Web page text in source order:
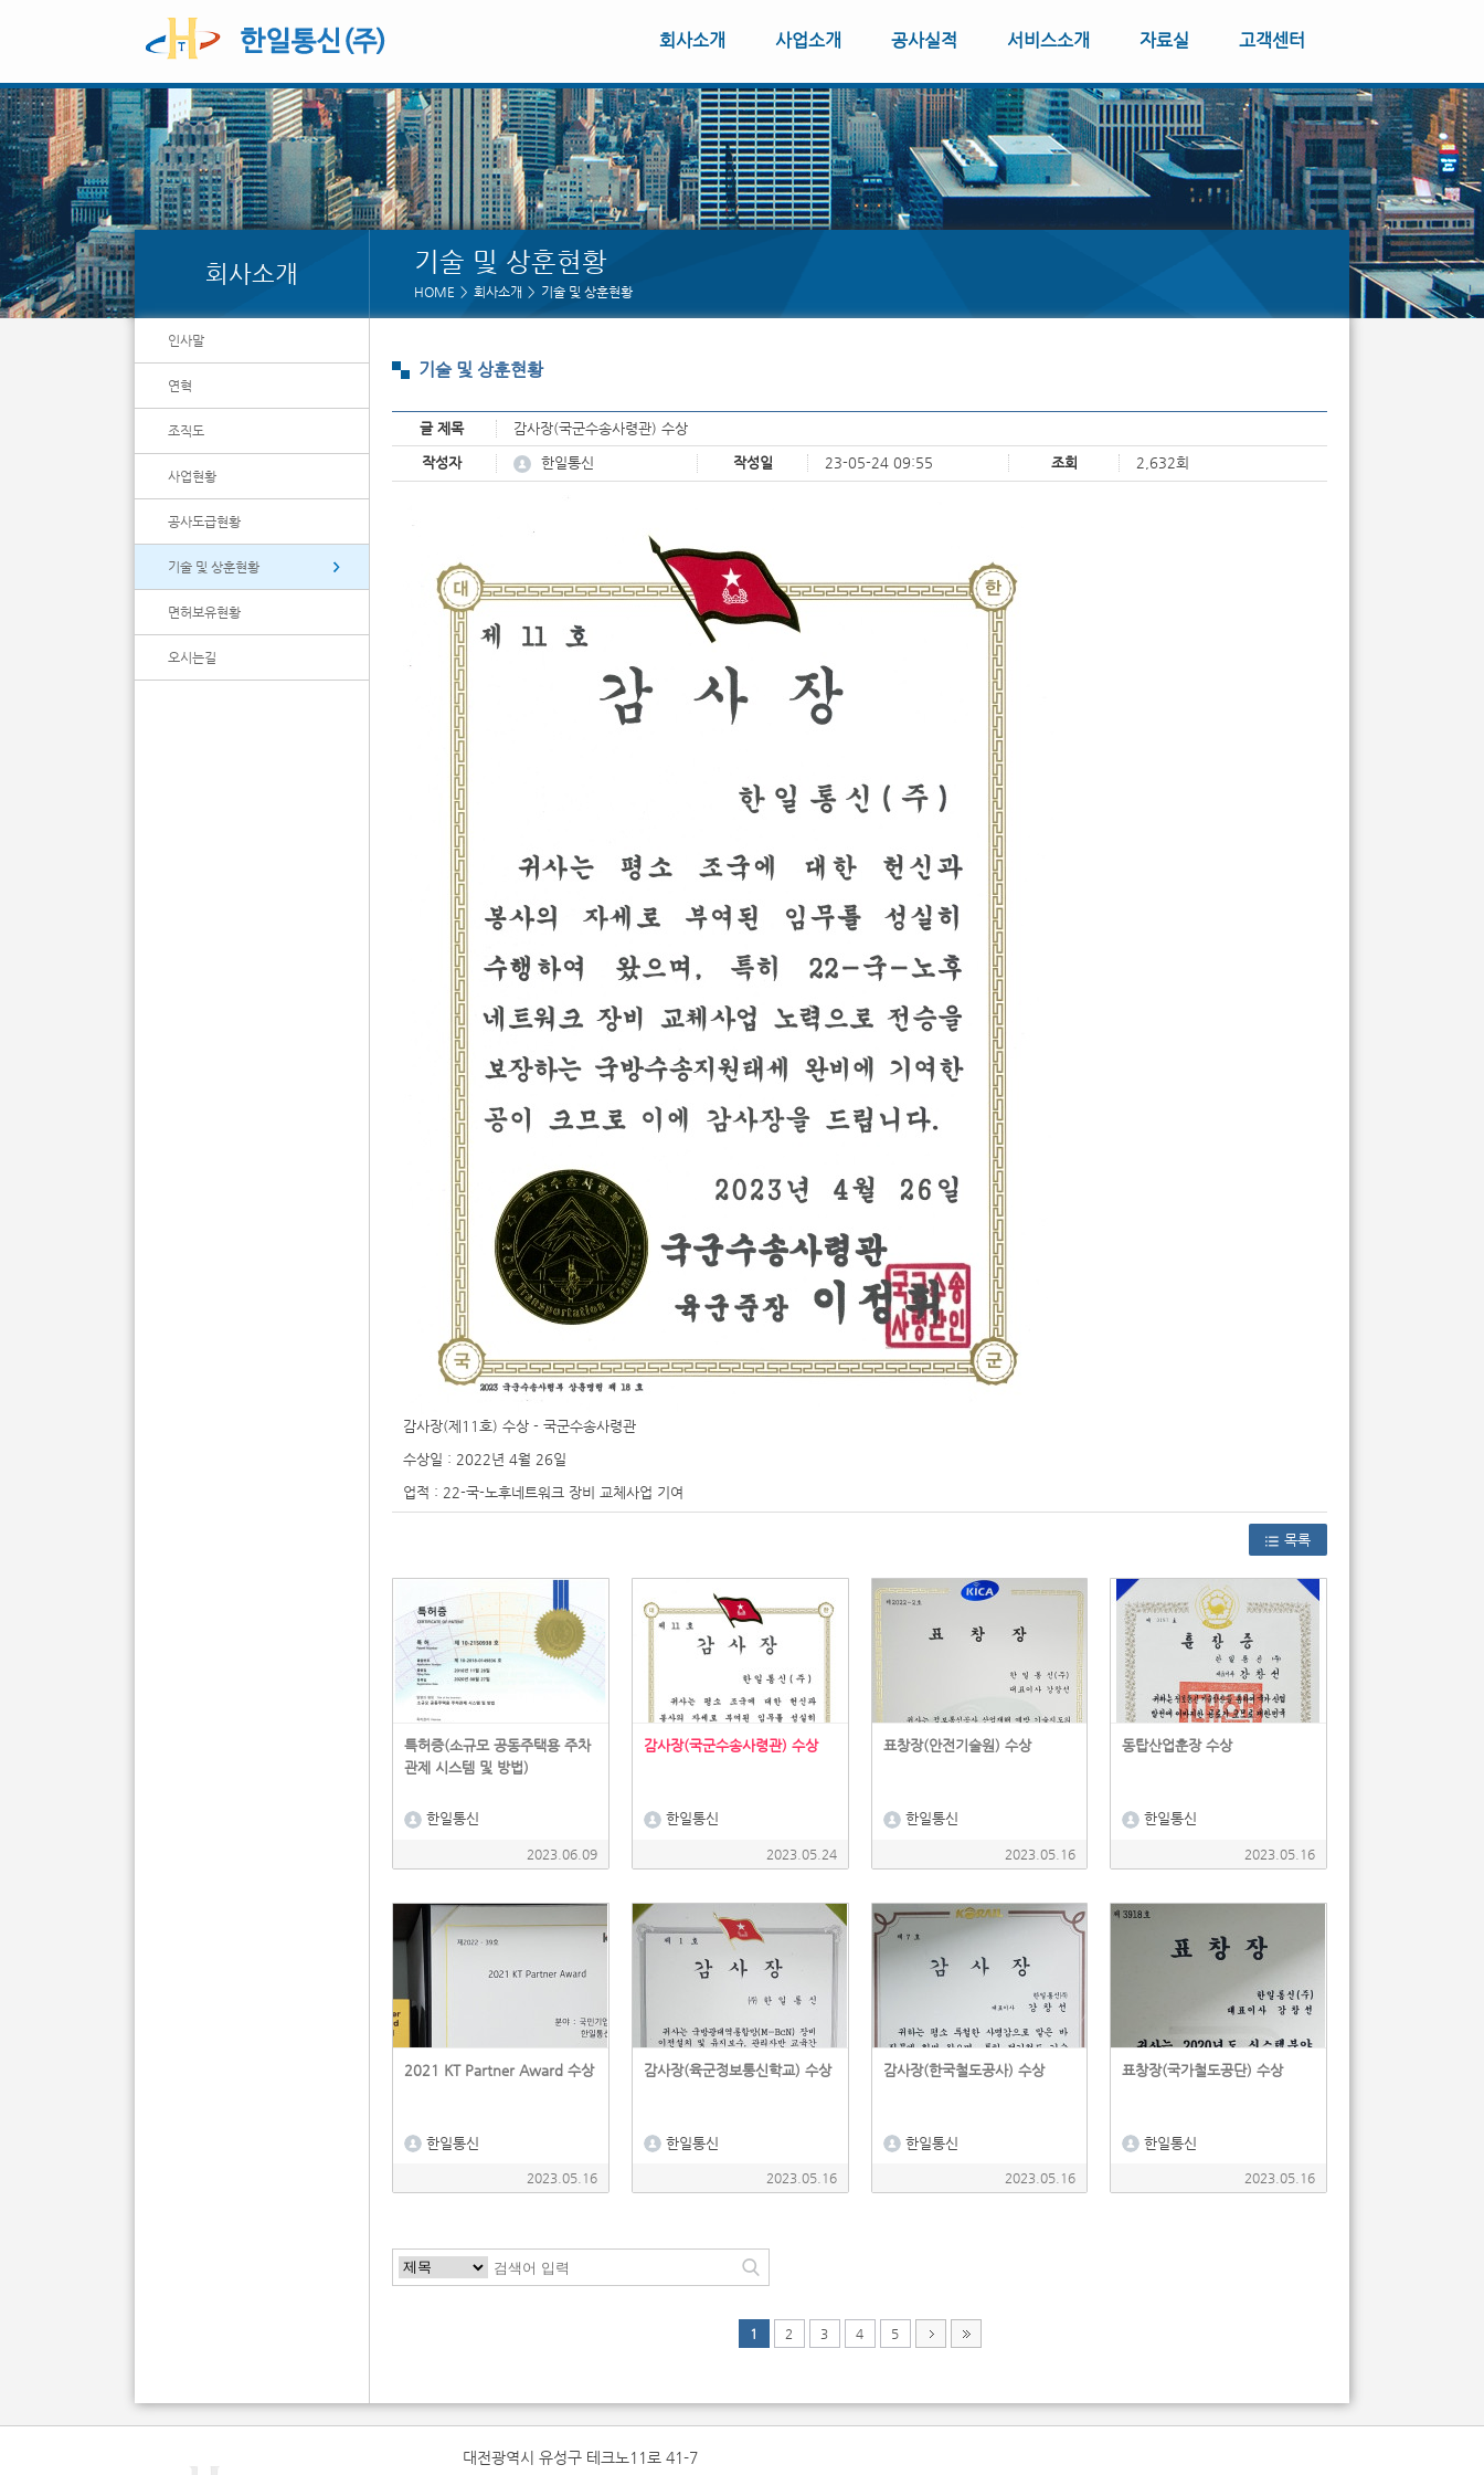
회사소개 사업소개 공사실적 서비스소개 자료실 고객센터
회사소개 기술 및 상훈현황
HOME 회사소개 기술 및 상훈현황
인사말
연혁
조직도
사업현황
공사도급현황
기술 및 상훈현황
면허보유현황
오시는길
기술 및 상훈현황
글 제목 감사장(국군수송사령관) 수상
페이지 정보
작성자 한일통신 작성일 23-05-24 09:55 조회 2,632회
감사장(제11호) 수상 - 국군수송사령관
수상일 : 2022년 4월 26일
업적 : 22-국-노후네트워크 장비 교체사업 기여
목록
특허증(소규모 공동주택용 주차
관제 시스템 및 방법)
한일통신
2023.06.09
감사장(국군수송사령관) 수상
한일통신
2023.05.24
표창장(안전기술원) 수상
한일통신
2023.05.16
동탑산업훈장 수상
한일통신
2023.05.16
2021 KT Partner Award 수상
한일통신
2023.05.16
감사장(육군정보통신학교) 수상
한일통신
2023.05.16
감사장(한국철도공사) 수상
한일통신
2023.05.16
표창장(국가철도공단) 수상
한일통신
2023.05.16
1 2 3 4 5
대전광역시 유성구 테크노11로 41-7